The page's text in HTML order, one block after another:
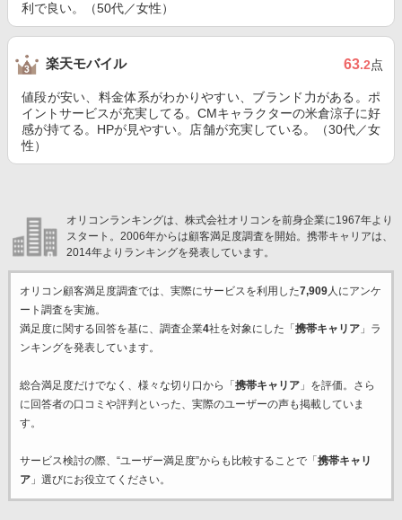
利で良い。（50代／女性）
楽天モバイル 63.2点
値段が安い、料金体系がわかりやすい、ブランド力がある。ポ
イントサービスが充実してる。CMキャラクターの米倉涼子に好
感が持てる。HPが見やすい。店舗が充実している。（30代／女
性）
オリコンランキングは、株式会社オリコンを前身企業に1967年より
スタート。2006年からは顧客満足度調査を開始。携帯キャリアは、
2014年よりランキングを発表しています。
オリコン顧客満足度調査では、実際にサービスを利用した7,909人にアンケ
ート調査を実施。
満足度に関する回答を基に、調査企業4社を対象にした「 携帯キャリア」ラ
ンキングを発表しています。
総合満足度だけでなく、様々な切り口から「 携帯キャリア」を評価。さら
に回答者の口コミや評判といった、実際のユーザーの声も掲載していま
す。
サービス検討の際、“ユーザー満足度”からも比較することで「 携帯キャリ
ア」選びにお役立てください。